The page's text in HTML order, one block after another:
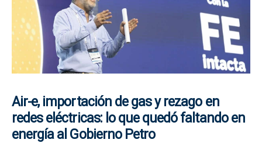
Air-e, importación de gas y rezago en
redes eléctricas: lo que quedó faltando en
energía al Gobierno Petro